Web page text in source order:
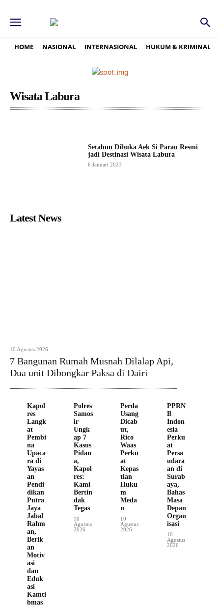
HOME NASIONAL INTERNASIONAL HUKUM & KRIMINAL
Wisata Labura
Setahun Dibuka Aek Si Parau Resmi
jadi Destinasi Wisata Labura
6 Januari 2023
Latest News
10 Agustus 2026
7 Bangunan Rumah Musnah Dilalap Api,
Dua unit Dibongkar Paksa di Dairi
Kapol
res
Langk
at
Pembi
na
Upaca
ra di
Yayas
an
Pendi
dikan
Putra
Jaya
Jabal
Rahm
an,
Berik
an
Motiv
asi
dan
Eduk
asi
Kamti
bmas
Polres
Samos
ir
Ungk
ap 7
Kasus
Pidan
a,
Kapol
res:
Kami
Bertin
dak
Tegas
10
Agustus
2026
Perda
Usang
Dicab
ut,
Rico
Waas
Perku
at
Kepas
tian
Huku
m
Meda
n
10
Agustus
2026
PPRN
B
Indon
esia
Perku
at
Persa
udara
an di
Surab
aya,
Bahas
Masa
Depan
Organ
isasi
10
Agustus
2026